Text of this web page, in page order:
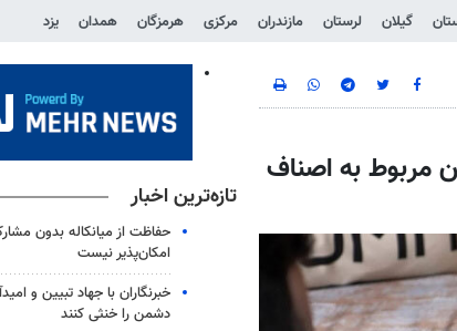
گیلان لرستان مازندران مرکزی هرمزگان همدان یزد
مربوط به اصناف
تازه‌ترین اخبار
حفاظت از میانکاله بدون
امکان‌پذیر نیست
خبرنگاران با جهاد تبیین و
دشمن را خنثی کنند